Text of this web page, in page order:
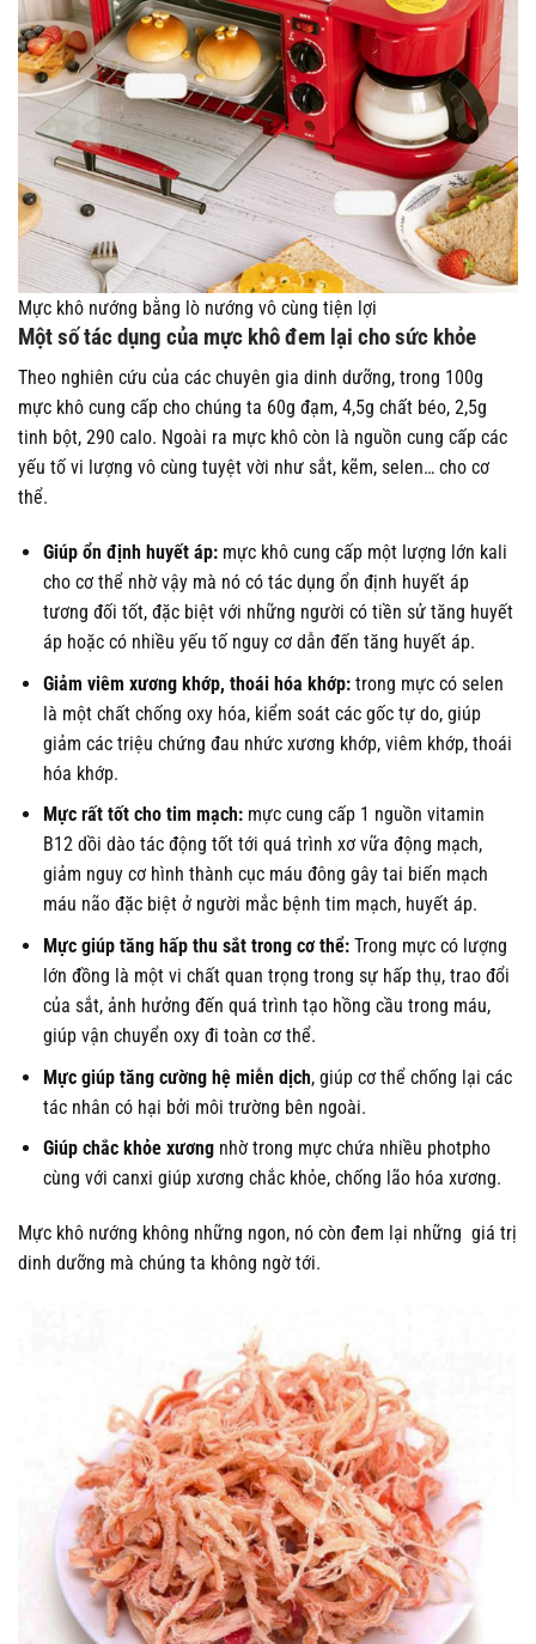
Mực khô nướng bằng lò nướng vô cùng tiện lợi
Một số tác dụng của mực khô đem lại cho sức khỏe
Theo nghiên cứu của các chuyên gia dinh dưỡng, trong 100g
mực khô cung cấp cho chúng ta 60g đạm, 4,5g chất béo, 2,5g
tinh bột, 290 calo. Ngoài ra mực khô còn là nguồn cung cấp các
yếu tố vi lượng vô cùng tuyệt vời như sắt, kẽm, selen… cho cơ
thể.
Giúp ổn định huyết áp: mực khô cung cấp một lượng lớn kali
cho cơ thể nhờ vậy mà nó có tác dụng ổn định huyết áp
tương đối tốt, đặc biệt với những người có tiền sử tăng huyết
áp hoặc có nhiều yếu tố nguy cơ dẫn đến tăng huyết áp.
Giảm viêm xương khớp, thoái hóa khớp: trong mực có selen
là một chất chống oxy hóa, kiểm soát các gốc tự do, giúp
giảm các triệu chứng đau nhức xương khớp, viêm khớp, thoái
hóa khớp.
Mực rất tốt cho tim mạch: mực cung cấp 1 nguồn vitamin
B12 dồi dào tác động tốt tới quá trình xơ vữa động mạch,
giảm nguy cơ hình thành cục máu đông gây tai biến mạch
máu não đặc biệt ở người mắc bệnh tim mạch, huyết áp.
Mực giúp tăng hấp thu sắt trong cơ thể: Trong mực có lượng
lớn đồng là một vi chất quan trọng trong sự hấp thụ, trao đổi
của sắt, ảnh hưởng đến quá trình tạo hồng cầu trong máu,
giúp vận chuyển oxy đi toàn cơ thể.
Mực giúp tăng cường hệ miễn dịch, giúp cơ thể chống lại các
tác nhân có hại bởi môi trường bên ngoài.
Giúp chắc khỏe xươngnhờ trong mực chứa nhiều photpho
cùng với canxi giúp xương chắc khỏe, chống lão hóa xương.
Mực khô nướng không những ngon, nó còn đem lại những giá trị
dinh dưỡng mà chúng ta không ngờ tới.